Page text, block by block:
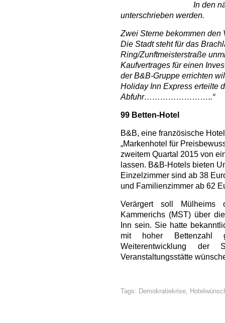
In den
unterschrieben werden.
Zwei Sterne bekommen den
Die Stadt steht für das
Ring/Zunftmeisterstraße
Kaufvertrages für einen
der B&B-Gruppe errichten
Holiday Inn Express erteilte
Abfuhr……………………..“
99 Betten-Hotel
B&B, eine französische
„Markenhotel für
zweitem Quartal 2015 von
lassen. B&B-Hotels bieten
Einzelzimmer sind ab 38
und Familienzimmer ab 62
Verärgert soll Mülheims
Kammerichs (MST) über
Inn sein. Sie hatte
mit hoher
Weiterentwicklung der
Veranstaltungsstätte
Tags: Demokratiekrise,